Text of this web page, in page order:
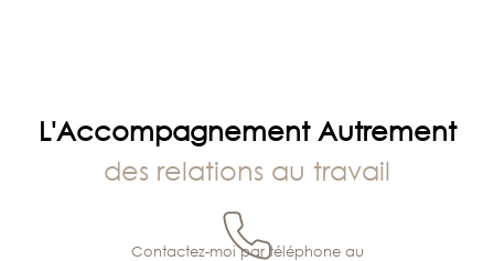
L'Accompagnement Autrement
des relations au travail
Contactez-moi par téléphone au